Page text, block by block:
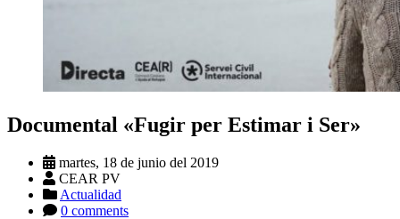
Documental «Fugir per Estimar i Ser»
martes, 18 de junio del 2019
CEAR PV
Actualidad
0 comments